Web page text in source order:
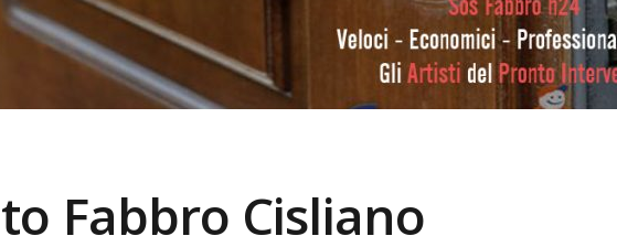
Fabbro Cisliano